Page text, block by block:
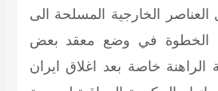
العناصر الخارجية المسلحة الى
الخطوة في وضع معقد بعض
خاصة بعد اغلاق ايران